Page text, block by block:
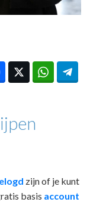
zijn of je kunt
basis account